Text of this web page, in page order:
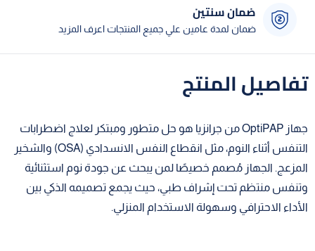
ضمان سنتين
ضمان لمدة عامين علي جميع المنتجات اعرف المزيد
تفاصيل المنتج
جهاز OptiPAP من جرانزيا هو حل متطور ومبتكر لعلاج اضطرابات
التنفس أثناء النوم، مثل انقطاع النفس الانسدادي (OSA) والشخير
المزعج. الجهاز مُصمم خصيصًا لمن يبحث عن جودة نوم استثنائية
وتنفس منتظم تحت إشراف طبي، حيث يجمع تصميمه الذكي بين
الأداء الاحترافي وسهولة الاستخدام المنزلي.